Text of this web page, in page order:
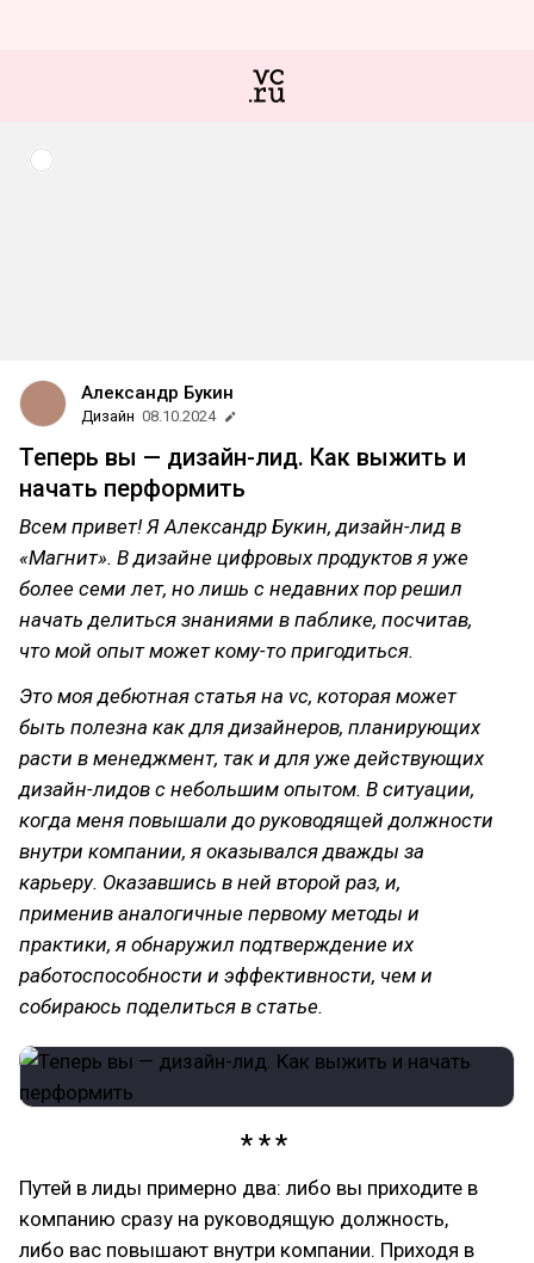
Александр Букин
Дизайн 08.10.2024
Теперь вы — дизайн-лид. Как выжить и
начать перформить
Всем привет! Я Александр Букин, дизайн-лид в
«Магнит». В дизайне цифровых продуктов я уже
более семи лет, но лишь с недавних пор решил
начать делиться знаниями в паблике, посчитав,
что мой опыт может кому-то пригодиться.
Это моя дебютная статья на vc, которая может
быть полезна как для дизайнеров, планирующих
расти в менеджмент, так и для уже действующих
дизайн-лидов с небольшим опытом. В ситуации,
когда меня повышали до руководящей должности
внутри компании, я оказывался дважды за
карьеру. Оказавшись в ней второй раз, и,
применив аналогичные первому методы и
практики, я обнаружил подтверждение их
работоспособности и эффективности, чем и
собираюсь поделиться в статье.
Путей в лиды примерно два: либо вы приходите в
компанию сразу на руководящую должность,
либо вас повышают внутри компании. Приходя в